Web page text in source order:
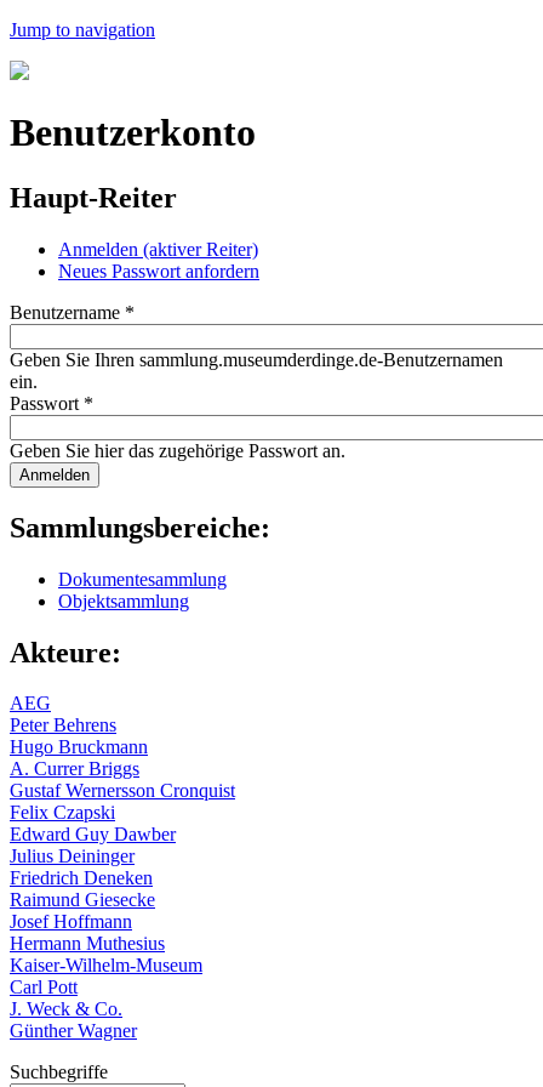
Jump to navigation
Benutzerkonto
Haupt-Reiter
Anmelden (aktiver Reiter)
Neues Passwort anfordern
Benutzername *
Geben Sie Ihren sammlung.museumderdinge.de-Benutzernamen
ein.
Passwort *
Geben Sie hier das zugehörige Passwort an.
Sammlungsbereiche:
Dokumentesammlung
Objektsammlung
Akteure:
AEG
Peter Behrens
Hugo Bruckmann
A. Currer Briggs
Gustaf Wernersson Cronquist
Felix Czapski
Edward Guy Dawber
Julius Deininger
Friedrich Deneken
Raimund Giesecke
Josef Hoffmann
Hermann Muthesius
Kaiser-Wilhelm-Museum
Carl Pott
J. Weck & Co.
Günther Wagner
Suchbegriffe